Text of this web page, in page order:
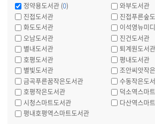
정약용도서관 (0)
와부도서관
진접도서관
진접푸른숲
화도도서관
이석영뉴미
오남도서관
진건도서관
별내도서관
퇴계원도서관
호평도서관
평내도서관
별빛도서관
조안씨앗작
금곡푸른꿈작은도서관
수동작은도
호평작은도서관
덕소역스마
시청스마트도서관
다산역스마
평내호평역스마트도서관